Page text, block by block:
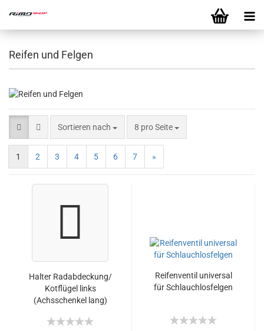
Reifen und Felgen
Sortieren nach 8 pro Seite
1 2 3 4 5 6 7 »
Halter Radabdeckung/
Kotflügel links
(Achsschenkel lang)
Reifenventil universal
für Schlauchlosfelgen